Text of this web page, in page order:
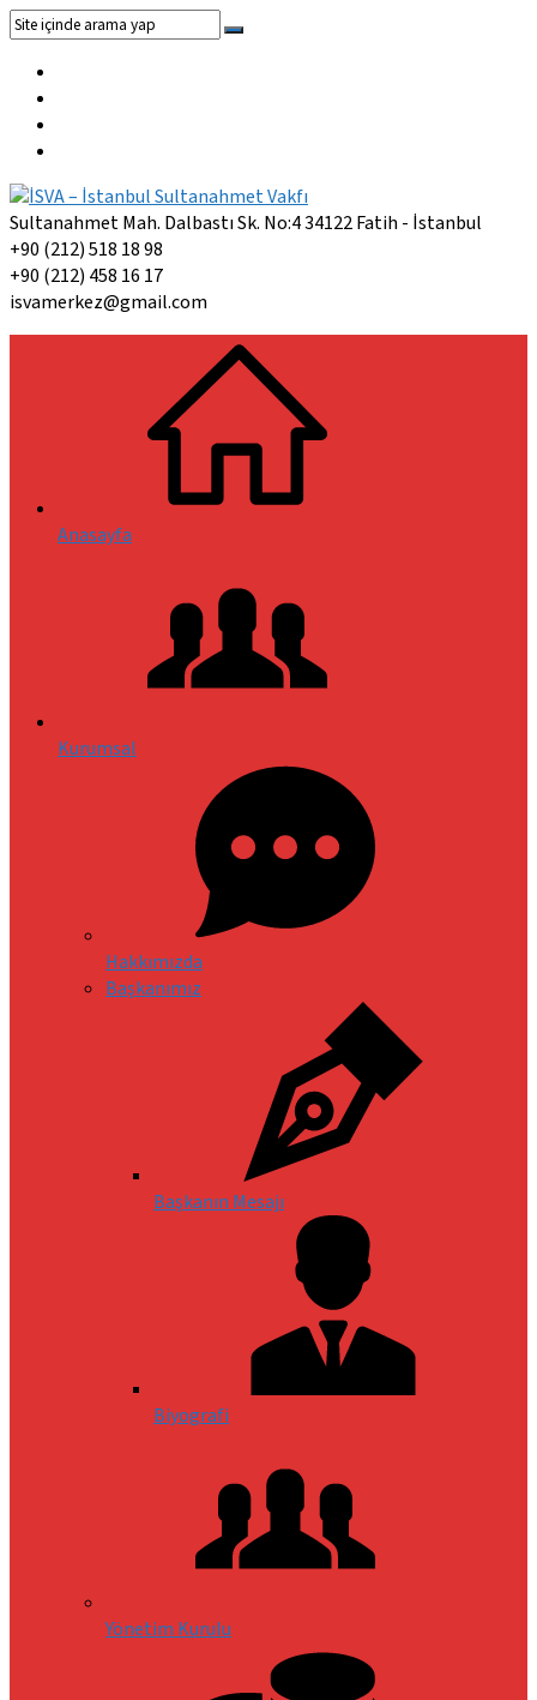
Sultanahmet Mah. Dalbastı Sk. No:4 34122 Fatih - İstanbul
+90 (212) 518 18 98
+90 (212) 458 16 17
isvamerkez@gmail.com
Anasayfa
Kurumsal
Hakkımızda
Başkanımız
Başkanın Mesajı
Biyografi
Yönetim Kurulu